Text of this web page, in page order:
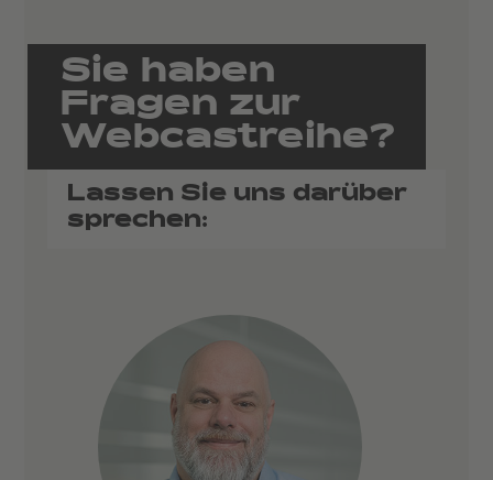
Sie haben
Fragen zur
Webcastreihe?
Lassen Sie uns darüber
sprechen: